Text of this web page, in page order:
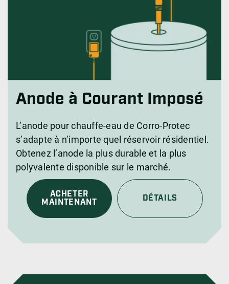
Anode à Courant Imposé
L’anode pour chauffe-eau de Corro-Protec
s’adapte à n’importe quel réservoir résidentiel.
Obtenez l’anode la plus durable et la plus
polyvalente disponible sur le marché.
ACHETER
MAINTENANT DÉTAILS